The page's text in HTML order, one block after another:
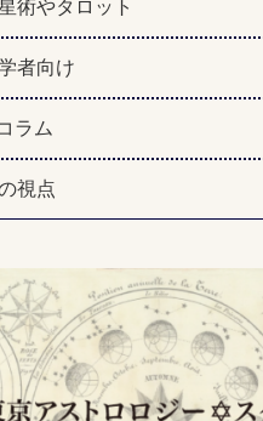
術やタロット
者向け
ラム
視点